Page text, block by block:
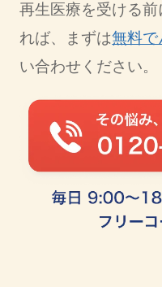
再生医療を受ける
れば、まずは無料で
い合わせください。